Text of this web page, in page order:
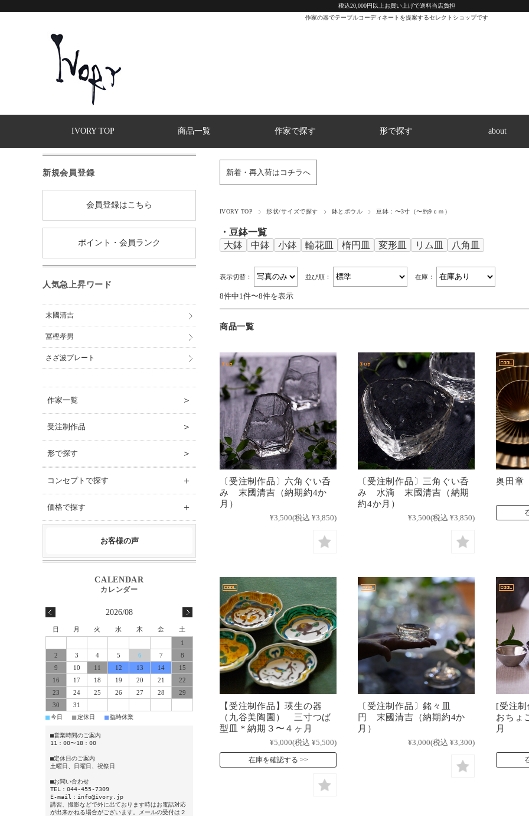
税込20,000円以上お買い上げで送料当店負担
作家の器でテーブルコーディネートを提案するセレクトショップです
IVORY TOP 商品一覧 作家で探す 形で探す about
新着・再入荷はコチラへ
IVORY TOP 形状/サイズで探す 鉢とボウル 豆鉢：〜3寸（〜約9ｃｍ）
・豆鉢一覧
大鉢
中鉢 小鉢 輪花皿 楕円皿 変形皿 リム皿 八角皿
表示切替： 並び順： 在庫：
8件中1件〜8件を表示
商品一覧
〔受注制作品〕六角ぐい呑
み 末國清吉（納期約4か
月）
¥3,500(税込 ¥3,850)
〔受注制作品〕三角ぐい呑
み 水滴 末國清吉（納期
約4か月）
¥3,500(税込 ¥3,850)
奥田章
【受注制作品】瑛生の器
（九谷美陶園） 三寸つば
型皿＊納期３〜４ヶ月
¥5,000(税込 ¥5,500)
在庫を確認する
〔受注制作品〕銘々皿
円 末國清吉（納期約4か
月）
¥3,000(税込 ¥3,300)
[受注
おちょ
月
新規会員登録
会員登録はこちら
ポイント・会員ランク
人気急上昇ワード
末國清吉
冨樫孝男
さざ波プレート
作家一覧 ＞
受注制作品 ＞
形で探す ＞
コンセプトで探す ＋
価格で探す ＋
お客様の声
2026/08
日 月 火 水 木 金
土
1
2
3 4 5 6 7
8
9
10 11 12 13 14
15
16
17 18 19 20 21
22
23
24 25 26 27 28
29
30
31
■今日 ■定休日 ■臨時休業
■営業時間のご案内
11：00〜18：00
■定休日のご案内
土曜日、日曜日、祝祭日
■お問い合わせ
TEL：044-455-7309
E-mail：info@ivory.jp
講習、撮影などで外に出ております時はお電話対応
が出来かねる場合がございます。メールの受付は２